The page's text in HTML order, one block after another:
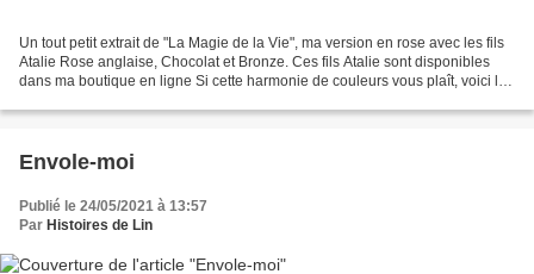
Un tout petit extrait de "La Magie de la Vie", ma version en rose avec les fils
Atalie Rose anglaise, Chocolat et Bronze. Ces fils Atalie sont disponibles
dans ma boutique en ligne Si cette harmonie de couleurs vous plaît, voici la
Envole-moi
Publié le 24/05/2021 à 13:57
Par Histoires de Lin